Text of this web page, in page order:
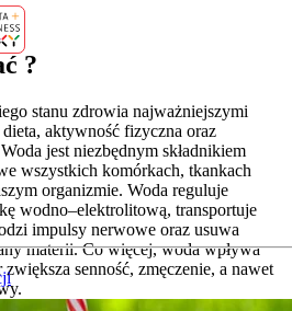
?
stanu zdrowia najważniejszymi
aktywność fizyczna oraz
jest niezbędnym składnikiem
wszystkich komórkach, tkankach
organizmie. Woda reguluje
wodno–elektrolitową, transportuje
impulsy nerwowe oraz usuwa
materii. Co więcej, woda wpływa
senność, zmęczenie, a nawet